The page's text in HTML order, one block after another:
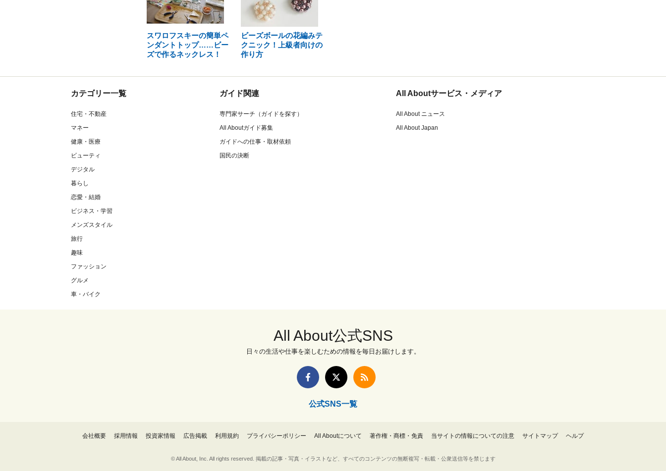
スワロフスキーの簡単ペ
ンダントトップ……ビー
ズで作るネックレス！
ビーズボールの花編みテ
クニック！上級者向けの
作り方
カテゴリー一覧
住宅・不動産
マネー
健康・医療
ビューティ
デジタル
暮らし
恋愛・結婚
ビジネス・学習
メンズスタイル
旅行
趣味
ファッション
グルメ
車・バイク
ガイド関連
専門家サーチ（ガイドを探す）
All Aboutガイド募集
ガイドへの仕事・取材依頼
国民の決断
All Aboutサービス・メディア
All About ニュース
All About Japan
All About公式SNS
日々の生活や仕事を楽しむための情報を毎日お届けします。
公式SNS一覧
会社概要 採用情報 投資家情報 広告掲載 利用規約 プライバシーポリシー All Aboutについて 著作権・商標・免責 当サイトの情報についての注意 サイトマップ ヘルプ
© All About, Inc. All rights reserved. 掲載の記事・写真・イラストなど、すべてのコンテンツの無断複写・転載・公衆送信等を禁じます